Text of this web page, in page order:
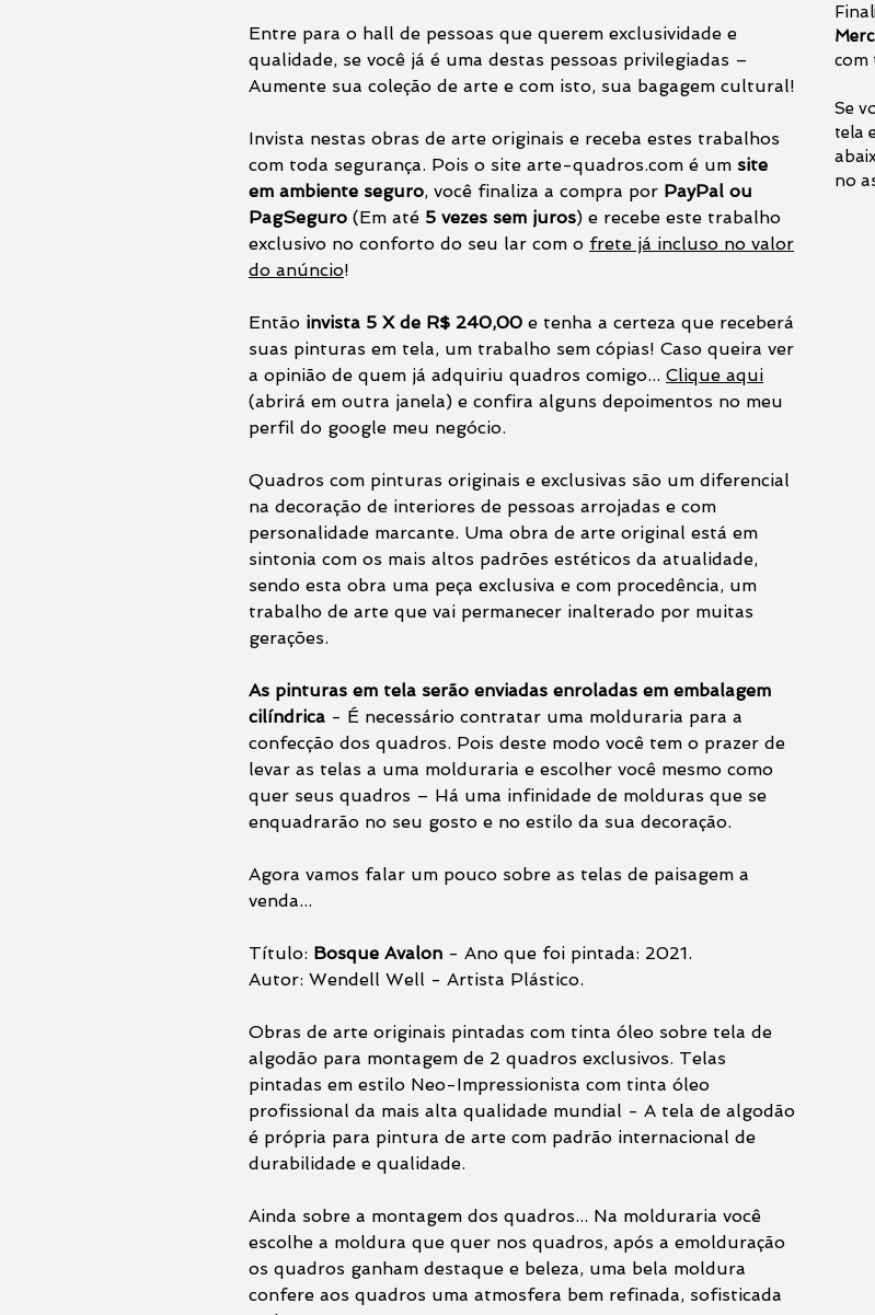
Entre para o hall de pessoas que querem exclusividade e
qualidade, se você já é uma destas pessoas privilegiadas –
Aumente sua coleção de arte e com isto, sua bagagem cultural!
Invista nestas obras de arte originais e receba estes trabalhos
com toda segurança. Pois o site arte-quadros.com é um site
em ambiente seguro, você finaliza a compra por PayPal ou
PagSeguro (Em até 5 vezes sem juros) e recebe este trabalho
exclusivo no conforto do seu lar com o frete já incluso no valor
do anúncio!
Então invista 5 X de R$ 240,00 e tenha a certeza que receberá
suas pinturas em tela, um trabalho sem cópias! Caso queira ver
a opinião de quem já adquiriu quadros comigo... Clique aqui
(abrirá em outra janela) e confira alguns depoimentos no meu
perfil do google meu negócio.
Quadros com pinturas originais e exclusivas são um diferencial
na decoração de interiores de pessoas arrojadas e com
personalidade marcante. Uma obra de arte original está em
sintonia com os mais altos padrões estéticos da atualidade,
sendo esta obra uma peça exclusiva e com procedência, um
trabalho de arte que vai permanecer inalterado por muitas
gerações.
As pinturas em tela serão enviadas enroladas em embalagem
cilíndrica - É necessário contratar uma molduraria para a
confecção dos quadros. Pois deste modo você tem o prazer de
levar as telas a uma molduraria e escolher você mesmo como
quer seus quadros – Há uma infinidade de molduras que se
enquadrarão no seu gosto e no estilo da sua decoração.
Agora vamos falar um pouco sobre as telas de paisagem a
venda...
Título: Bosque Avalon - Ano que foi pintada: 2021.
Autor: Wendell Well - Artista Plástico.
Obras de arte originais pintadas com tinta óleo sobre tela de
algodão para montagem de 2 quadros exclusivos. Telas
pintadas em estilo Neo-Impressionista com tinta óleo
profissional da mais alta qualidade mundial - A tela de algodão
é própria para pintura de arte com padrão internacional de
durabilidade e qualidade.
Ainda sobre a montagem dos quadros... Na molduraria você
escolhe a moldura que quer nos quadros, após a emolduração
os quadros ganham destaque e beleza, uma bela moldura
confere aos quadros uma atmosfera bem refinada, sofisticada
com
Se
tela
no